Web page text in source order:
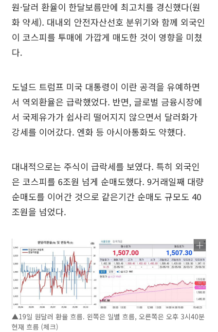
원·달러 환율이 한달보름만에 최고치를 경신했다(원
화 약세). 대내외 안전자산선호 분위기와 함께 외국인
이 코스피를 투매에 가깝게 매도한 것이 영향을 미쳤
다.
도널드 트럼프 미국 대통령이 이란 공격을 유예하면
서 역외환율은 급락했었다. 반면, 글로벌 금융시장에
서 국제유가가 쉽사리 떨어지지 않으면서 달러화가
강세를 이어갔다. 엔화 등 아시아통화도 약했다.
대내적으로는 주식이 급락세를 보였다. 특히 외국인
은 코스피를 6조원 넘게 순매도했다. 9거래일째 대량
순매도를 이어간 것으로 같은기간 순매도 규모도 40
조원을 넘었다.
▲19일 원달러 환율 흐름. 왼쪽은 일별 흐름, 오른쪽은 오후 3시40분
현재 흐름 (체크)